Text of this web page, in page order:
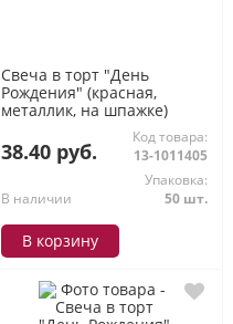
Свеча в торт "День
Рождения" (красная,
металлик, на шпажке)
цифра "1" 114058, (Yiwu
Yibotong Trade Co., Ltd)
38.40 руб.
Код товара:
13-1011405
В наличии
Упаковка:
50 шт.
В корзину